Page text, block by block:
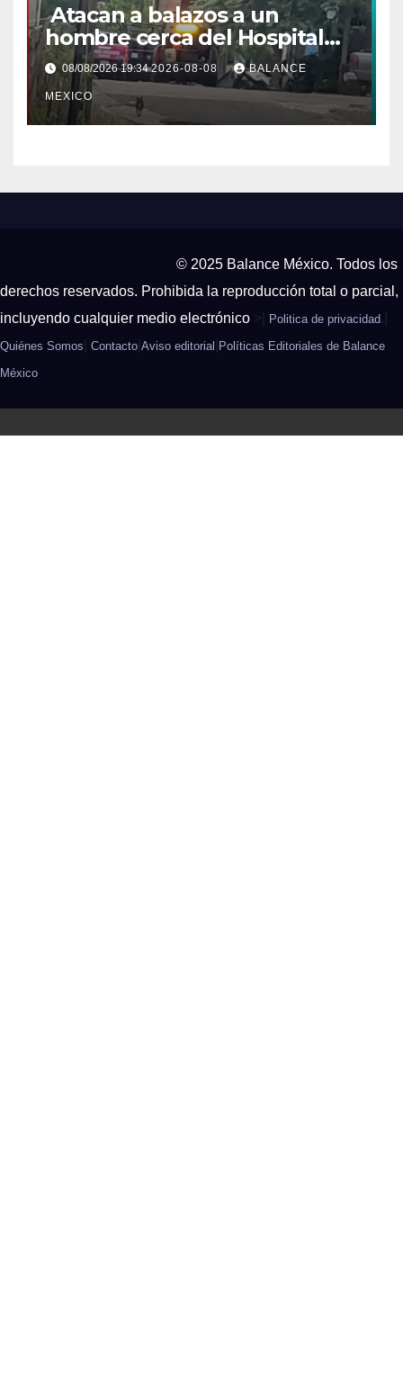
Atacan a balazos a un
hombre cerca del Hospital
General de Huixtla
08/08/2026 19:342026-08-08 BALANCE
MEXICO
© 2025 Balance México. Todos los
derechos reservados. Prohibida la reproducción total o parcial,
incluyendo cualquier medio electrónico >| Politica de privacidad .|
Quiénes Somos Contacto Aviso editorial Políticas Editoriales de Balance
México